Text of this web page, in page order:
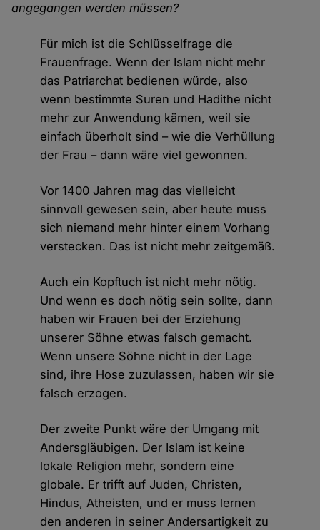
angegangen werden müssen?
Für mich ist die Schlüsselfrage die
Frauenfrage. Wenn der Islam nicht mehr
das Patriarchat bedienen würde, also
wenn bestimmte Suren und Hadithe nicht
mehr zur Anwendung kämen, weil sie
einfach überholt sind – wie die Verhüllung
der Frau – dann wäre viel gewonnen.
Vor 1400 Jahren mag das vielleicht
sinnvoll gewesen sein, aber heute muss
sich niemand mehr hinter einem Vorhang
verstecken. Das ist nicht mehr zeitgemäß.
Auch ein Kopftuch ist nicht mehr nötig.
Und wenn es doch nötig sein sollte, dann
haben wir Frauen bei der Erziehung
unserer Söhne etwas falsch gemacht.
Wenn unsere Söhne nicht in der Lage
sind, ihre Hose zuzulassen, haben wir sie
falsch erzogen.
Der zweite Punkt wäre der Umgang mit
Andersgläubigen. Der Islam ist keine
lokale Religion mehr, sondern eine
globale. Er trifft auf Juden, Christen,
Hindus, Atheisten, und er muss lernen
den anderen in seiner Andersartigkeit zu